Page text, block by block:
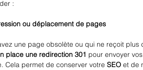
:
ou déplacement de pages
une page obsolète ou qui ne reçoit
place une redirection 301 pour envoyer
Cela permet de conserver votre SEO et de